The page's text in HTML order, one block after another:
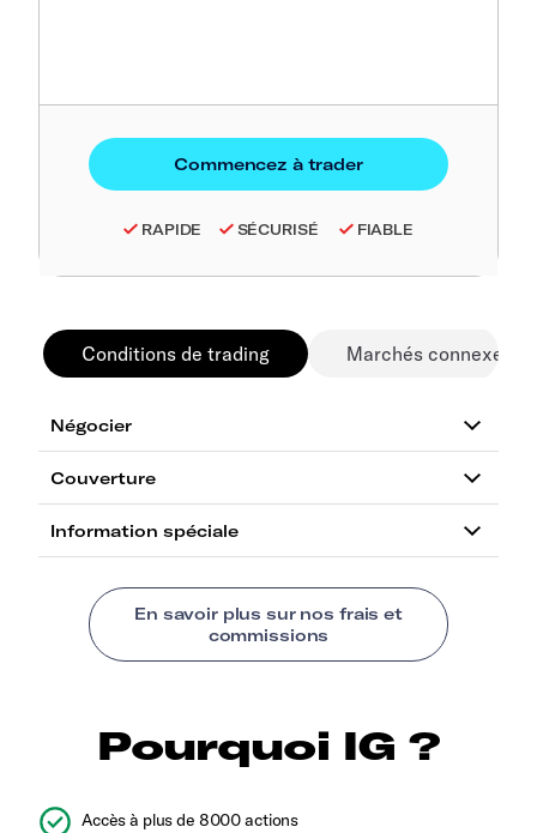
RAPIDE SÉCURISÉ FIABLE
Conditions de trading Marchés connexes
Pourquoi IG ?
Accès à plus de 8000 actions